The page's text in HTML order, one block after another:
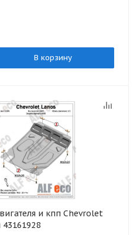
В корзину
и кпп Chevrolet
43161928